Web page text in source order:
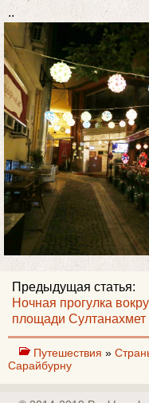
..
Предыдущая статья:
Ночная прогулка
площади Султанахмет
Путешествия »
Сарайбурну